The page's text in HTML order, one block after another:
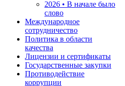
2026 • В начале было
слово
Международное
сотрудничество
Политика в области
качества
Лицензии и сертификаты
Государственные закупки
Противодействие
коррупции